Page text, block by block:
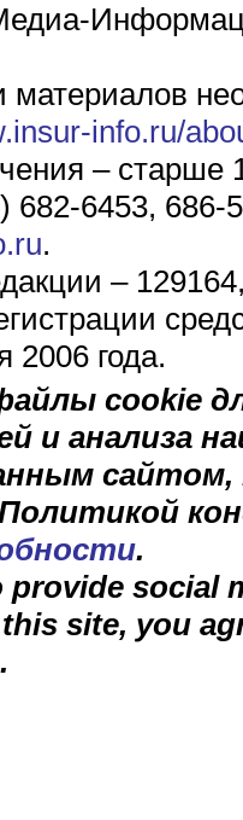
материалов
info.ru/
– старше
682-6453, 686-
.
–
2006 года.
cookie
и анализа
.
provide social
site, you
.